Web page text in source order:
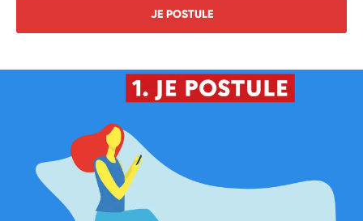
JE POSTULE